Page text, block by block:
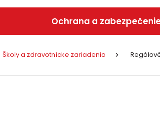
Ochrana a
Školy a zdravotnícke zariadenia